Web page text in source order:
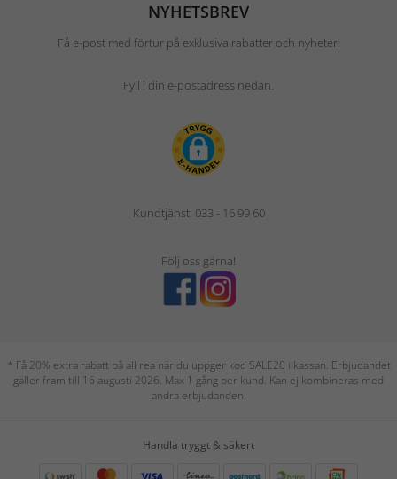
NYHETSBREV
Få e-post med förtur på exklusiva rabatter och nyheter.
Fyll i din e-postadress nedan.
Kundtjänst: 033 - 16 99 60
Följ oss gärna!
* Få 20% extra rabatt på all rea när du uppger kod SALE20 i kassan. Erbjudandet
gäller fram till 16 augusti 2026. Max 1 gång per kund. Kan ej kombineras med
andra erbjudanden.
Handla tryggt & säkert